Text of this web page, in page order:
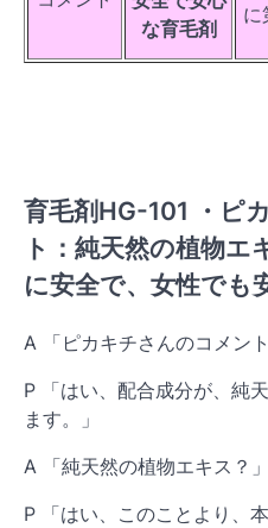
な育毛剤
に
育毛剤HG-101 ・ピ
ト：純天然の植物エ
に安全で、女性でも
A 「ピカキチさんのコメン
P 「はい、配合成分が、純
ます。」
A 「純天然の植物エキス？」
P 「はい、このことより、